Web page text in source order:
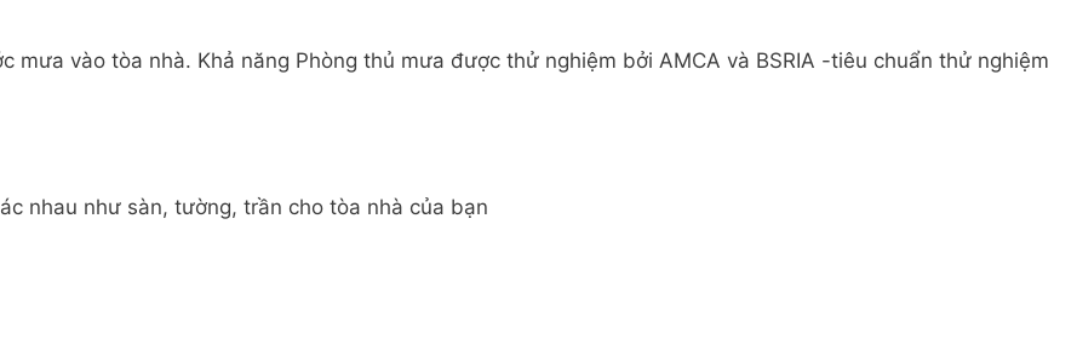
mưa vào tòa nhà. Khả năng Phòng thủ mưa được thử nghiệm bởi AMCA và BSRIA -tiêu chuẩn thử nghiệm
nhau như sàn, tường, trần cho tòa nhà của bạn